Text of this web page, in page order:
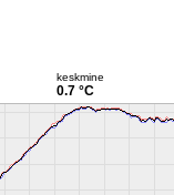
keskmine
0.7 °C